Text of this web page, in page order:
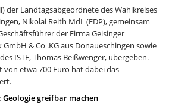
der Landtagsabgeordnete des Wahlkreises
Nikolai Reith MdL (FDP), gemeinsam
der Firma Geisinger
& Co .KG aus Donaueschingen sowie
ISTE, Thomas Beißwenger, übergeben.
von etwa 700 Euro hat dabei das
Geologie greifbar machen